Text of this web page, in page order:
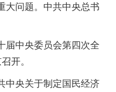
大问题。中共中央总书
中央委员会第四次全
开。
央关于制定国民经济